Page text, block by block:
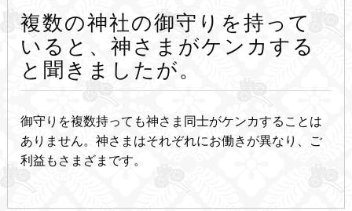
複数の神社の御守りを持って
いると、神さまがケンカする
と聞きましたが。
御守りを複数持っても神さま同士がケンカすることは
ありません。神さまはそれぞれにお働きが異なり、ご
利益もさまざまです。